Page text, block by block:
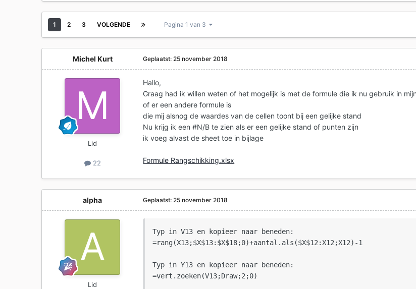
1 2 3 VOLGENDE Pagina 1 van 3
Michel Kurt
Lid
22
Geplaatst:25 november 2018
Hallo,
Graag had ik willen weten of het mogelijk is met de formule die ik nu gebruik in
of er een andere formule is
die mij alsnog de waardes van de cellen toont bij een gelijke stand
Nu krijg ik een #N/B te zien als er een gelijke stand of punten zijn
ik voeg alvast de sheet toe in bijlage
Formule Rangschikking.xlsx
alpha
Lid
Geplaatst: 25 november 2018
Typ in V13 en kopieer naar beneden:
=rang(X13;$X$13:$X$18;0)+aantal.als($X$12:X12;X12)-1
Typ in Y13 en kopieer naar beneden:
=vert.zoeken(V13;Draw;2;0)